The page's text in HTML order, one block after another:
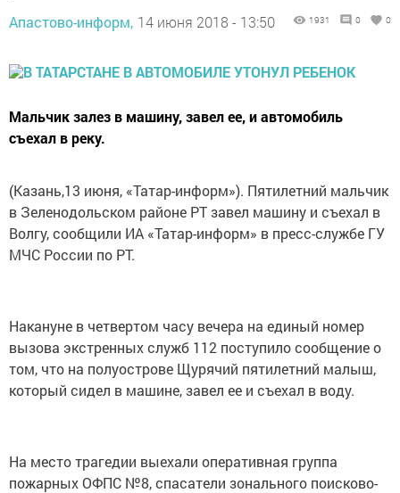
Апастово-информ, 14 июня 2018 - 13:50 1931 0 0
Мальчик залез в машину, завел ее, и автомобиль
съехал в реку.
(Казань,13 июня, «Татар-информ»). Пятилетний мальчик
в Зеленодольском районе РТ завел машину и съехал в
Волгу, сообщили ИА «Татар-информ» в пресс-службе ГУ
МЧС России по РТ.
Накануне в четвертом часу вечера на единый номер
вызова экстренных служб 112 поступило сообщение о
том, что на полуострове Щурячий пятилетний малыш,
который сидел в машине, завел ее и съехал в воду.
На место трагедии выехали оперативная группа
пожарных ОФПС №8, спасатели зонального поисково-